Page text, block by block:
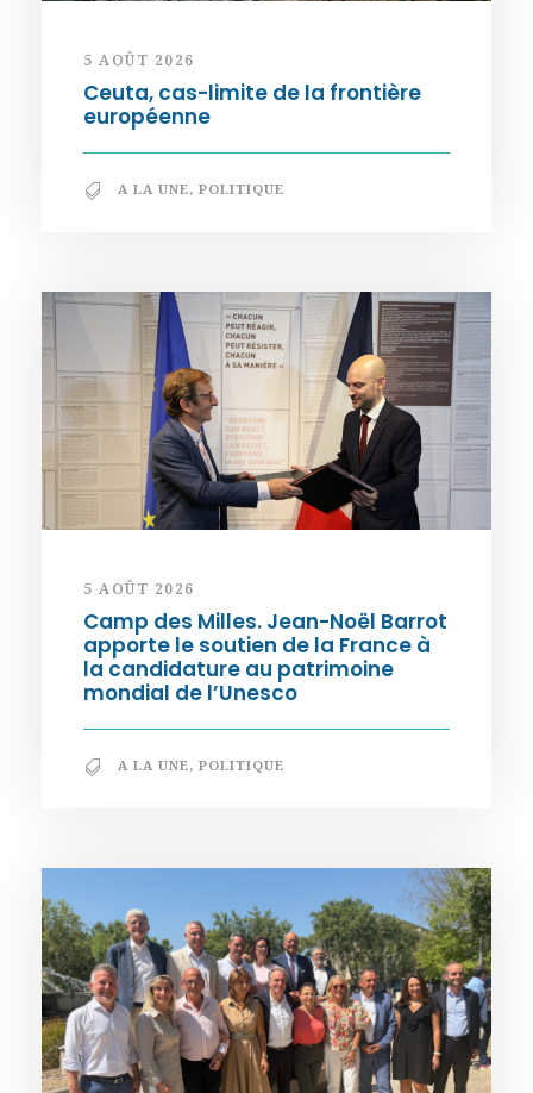
5 AOÛT 2026
Ceuta, cas-limite de la frontière
européenne
A LA UNE, POLITIQUE
5 AOÛT 2026
Camp des Milles. Jean-Noël Barrot
apporte le soutien de la France à
la candidature au patrimoine
mondial de l’Unesco
A LA UNE, POLITIQUE